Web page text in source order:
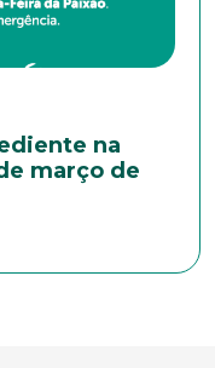
na
março de